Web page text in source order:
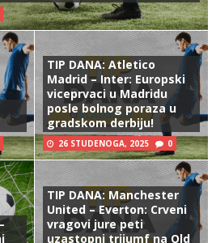
TIP DANA: Atletico
Madrid – Inter: Europski
viceprvaci u Madridu
posle bolnog poraza u
gradskom derbiju!
26 STUDENOGA, 2025 0
TIP DANA: Manchester
United – Everton: Crveni
vragovi jure peti
uzastopni trijumf na Old